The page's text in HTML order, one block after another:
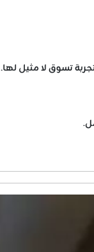
تسوق لا مثيل لها.